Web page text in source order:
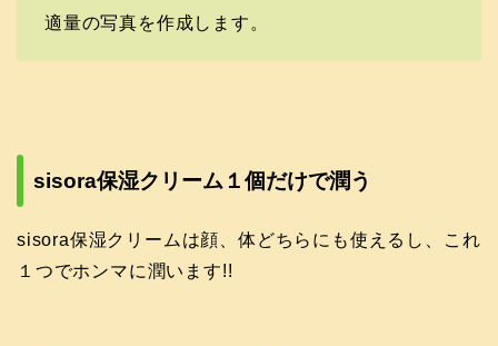
適量の写真を作成します。
sisora保湿クリーム１個だけで潤う
sisora保湿クリームは顔、体どちらにも使えるし、これ
１つでホンマに潤います!!